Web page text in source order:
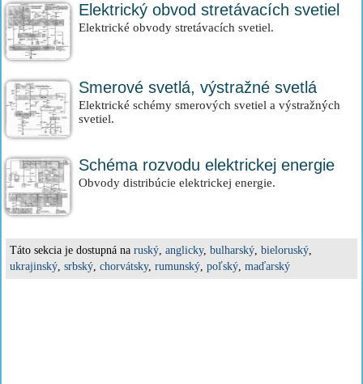
Elektrický obvod stretávacích svetiel
Elektrické obvody stretávacích svetiel.
Smerové svetlá, výstražné svetlá
Elektrické schémy smerových svetiel a výstražných
svetiel.
Schéma rozvodu elektrickej energie
Obvody distribúcie elektrickej energie.
Táto sekcia je dostupná na ruský, anglicky, bulharský, bieloruský,
ukrajinský, srbský, chorvátsky, rumunský, poľský, maďarský